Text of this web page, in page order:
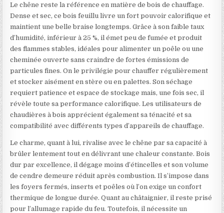
Le chêne reste la référence en matière de bois de chauffage.
Dense et sec, ce bois feuillu livre un fort pouvoir calorifique et
maintient une belle braise longtemps. Grâce à son faible taux
d’humidité, inférieur à 25 %, il émet peu de fumée et produit
des flammes stables, idéales pour alimenter un poêle ou une
cheminée ouverte sans craindre de fortes émissions de
particules fines. On le privilégie pour chauffer régulièrement
et stocker aisément en stère ou en palettes. Son séchage
requiert patience et espace de stockage mais, une fois sec, il
révèle toute sa performance calorifique. Les utilisateurs de
chaudières à bois apprécient également sa ténacité et sa
compatibilité avec différents types d’appareils de chauffage.
Le charme, quant à lui, rivalise avec le chêne par sa capacité à
brûler lentement tout en délivrant une chaleur constante. Bois
dur par excellence, il dégage moins d’étincelles et son volume
de cendre demeure réduit après combustion. Il s’impose dans
les foyers fermés, inserts et poêles où l’on exige un confort
thermique de longue durée. Quant au châtaignier, il reste prisé
pour l’allumage rapide du feu. Toutefois, il nécessite un